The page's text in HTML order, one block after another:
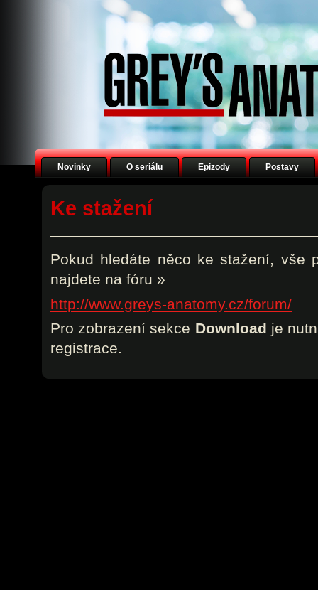
Novinky O seriálu Epizody Postavy
Ke stažení
Pokud hledáte něco ke stažení, vše
najdete na fóru »
http://www.greys-anatomy.cz/forum/
Pro zobrazení sekce Download je
registrace.